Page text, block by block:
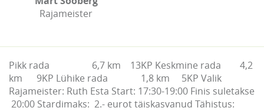
Rajameister
Pikk rada 6,7 km 13KP Keskmine rada 4,2
km 9KP Lühike rada 1,8 km 5KP Valik
Rajameister: Ruth Esta Start: 17:30-19:00 Finis suletakse
20:00 Stardimaks: 2.- eurot täiskasvanud Tähistus: